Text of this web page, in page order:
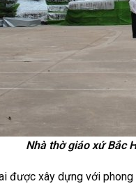
Nhà thờ giáo xứ Bắc
được xây dựng với phong